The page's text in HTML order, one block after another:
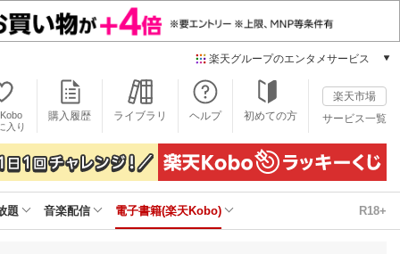
楽天グループのエンタメサービス
本/ゲーム/CD/DVD
楽天ブックス
電子書籍
楽天Kobo
雑誌読み放題
楽天ミュージック
入り
購入履歴 ライブラリ ヘルプ 初めての方
楽天市場
サービス一覧
題 音楽配信 電子書籍(楽天Kobo) R18+